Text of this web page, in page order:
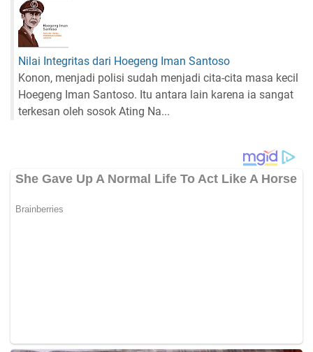
Nilai Integritas dari Hoegeng Iman Santoso
Konon, menjadi polisi sudah menjadi cita-cita masa kecil
Hoegeng Iman Santoso. Itu antara lain karena ia sangat
terkesan oleh sosok Ating Na...